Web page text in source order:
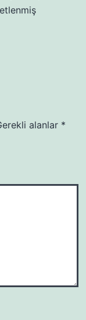
alanlar *